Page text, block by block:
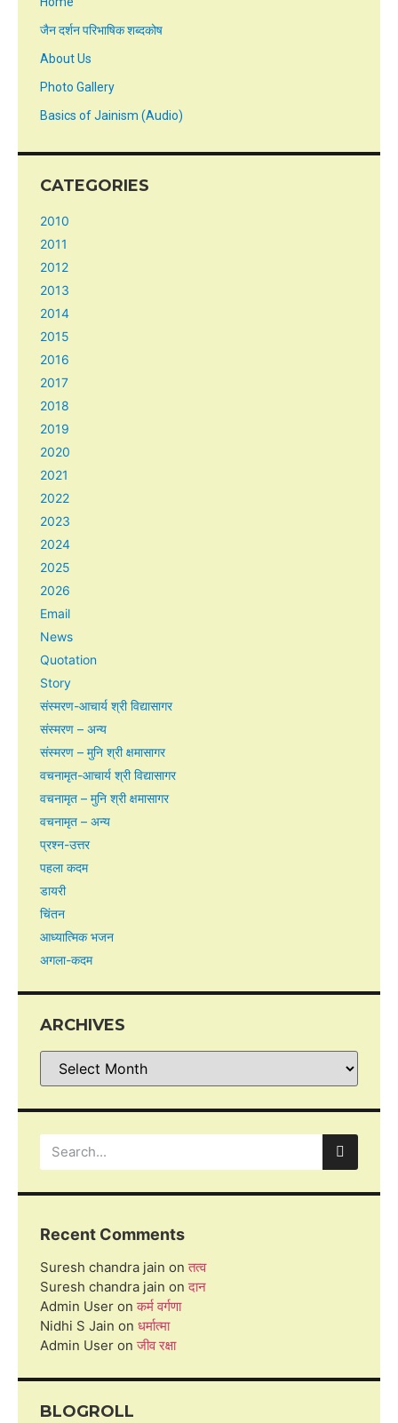
जैन दर्शन परिभाषिक शब्दकोष
About Us
Photo Gallery
Basics of Jainism (Audio)
CATEGORIES
2010
2011
2012
2013
2014
2015
2016
2017
2018
2019
2020
2021
2022
2023
2024
2025
2026
Email
News
Quotation
Story
संस्मरण-आचार्य श्री विद्यासागर
संस्मरण – अन्य
संस्मरण – मुनि श्री क्षमासागर
वचनामृत-आचार्य श्री विद्यासागर
वचनामृत – मुनि श्री क्षमासागर
वचनामृत – अन्य
प्रश्न-उत्तर
पहला कदम
डायरी
चिंतन
आध्यात्मिक भजन
अगला-कदम
ARCHIVES
Recent Comments
Suresh chandra jain onतत्व
Suresh chandra jain onदान
Admin User onकर्म वर्गणा
Nidhi S Jain on धर्मात्मा
Admin User onजीव रक्षा
BLOGROLL